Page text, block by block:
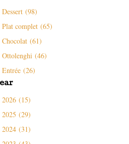
Dessert (98)
Plat complet (65)
Chocolat (61)
Ottolenghi (46)
Entrée (26)
2026 (15)
2025 (29)
2024 (31)